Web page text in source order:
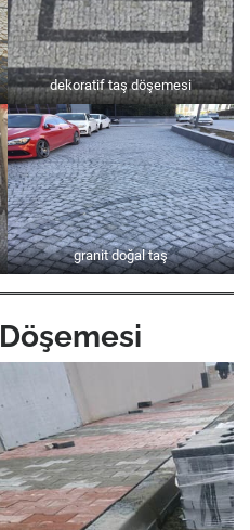
dekoratif taş döşemesi
granit doğal taş